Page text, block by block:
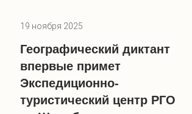
19 ноября 2025
Географический диктант
впервые примет
Экспедиционно-
туристический центр РГО